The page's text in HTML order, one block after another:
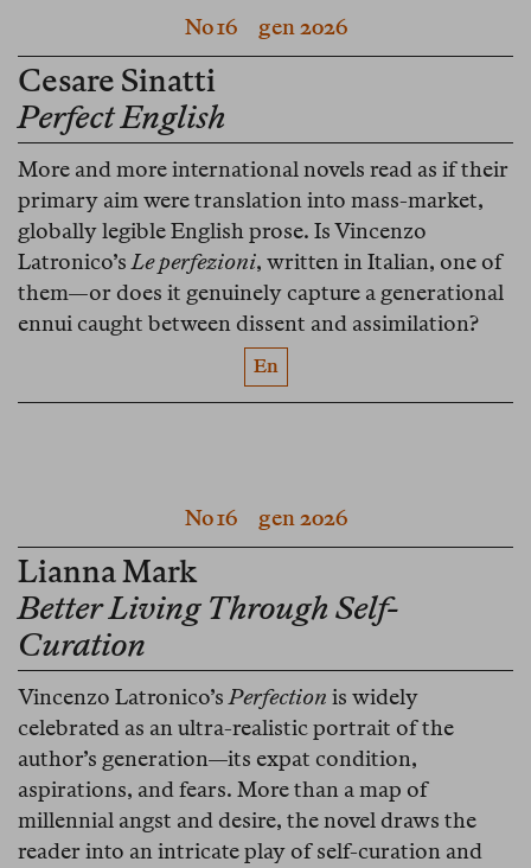
No 16gen 2026
Cesare Sinatti
Perfect English
More and more international novels read as if their
primary aim were translation into mass-market,
globally legible English prose. Is Vincenzo
Latronico’sLe perfezioni, written in Italian, one of
them—or does it genuinely capture a generational
ennui caught between dissent and assimilation?
En
No 16gen 2026
Lianna Mark
Better Living Through Self-
Curation
Vincenzo Latronico’sPerfection is widely
celebrated as an ultra-realistic portrait of the
author’s generation—its expat condition,
aspirations, and fears. More than a map of
millennial angst and desire, the novel draws the
reader into an intricate play of self-curation and